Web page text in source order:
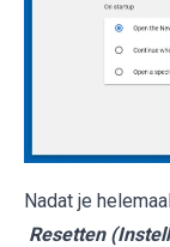
Nadat je
Resetten